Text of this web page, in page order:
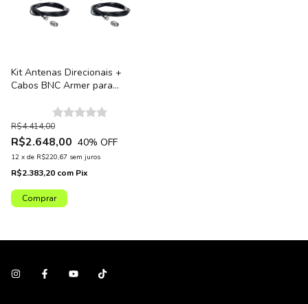
Kit Antenas Direcionais +
Cabos BNC Armer para
Adaptador TNC/BNC
R$2.648,00
R$4.414,00
40% OFF
12 x de R$220,67 sem juros
R$2.383,20 com Pix